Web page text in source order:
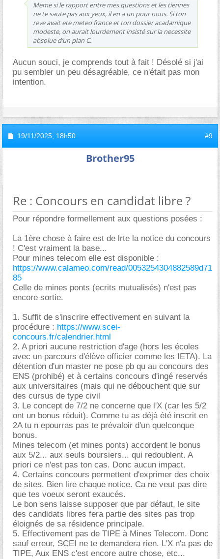
Meme si le rapport entre mes questions et les tiennes
ne te saute pas aux yeux, il en a un pour nous. Si ton
reve avait ete meteo france et ton dossier acadamique
modeste, on aurait lourdement insisté sur la necessite
absolue d’un plan C.
Aucun souci, je comprends tout à fait ! Désolé si j'ai
pu sembler un peu désagréable, ce n'était pas mon
intention.
19/11/2025, 18h50 #9
Brother95
Re : Concours en candidat libre ?
Pour répondre formellement aux questions posées :
La 1ère chose à faire est de lrte la notice du concours
! C'est vraiment la base...
Pour mines telecom elle est disponible :
https://www.calameo.com/read/0053254304882589d71
85
Celle de mines ponts (ecrits mutualisés) n'est pas
encore sortie.
1. Suffit de s'inscrire effectivement en suivant la
procédure : https://www.scei-
concours.fr/calendrier.html
2. A priori aucune restriction d'age (hors les écoles
avec un parcours d'élève officier comme les IETA). La
détention d'un master ne pose pb qu au concours des
ENS (prohibé) et à certains concours d'ingé reservés
aux universitaires (mais qui ne débouchent que sur
des cursus de type civil
3. Le concept de 7/2 ne concerne que l'X (car les 5/2
ont un bonus réduit). Comme tu as déjà été inscrit en
2A tu n epourras pas te prévaloir d'un quelconque
bonus.
Mines telecom (et mines ponts) accordent le bonus
aux 5/2... aux seuls boursiers... qui redoublent. A
priori ce n'est pas ton cas. Donc aucun impact.
4. Certains concours permettent d'exprimer des choix
de sites. Bien lire chaque notice. Ca ne veut pas dire
que tes voeux seront exaucés.
Le bon sens laisse supposer que par défaut, le site
des candidats libres fera partie des sites pas trop
éloignés de sa résidence principale.
5. Effectivement pas de TIPE à Mines Telecom. Donc
sauf erreur, SCEI ne te demandera rien. L'X n'a pas de
TIPE, Aux ENS c'est encore autre chose, etc...